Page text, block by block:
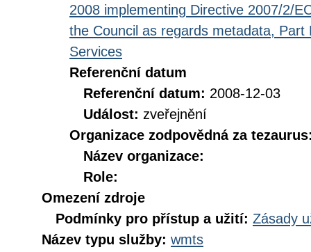
2008 implementing Directive 2007/2/
the Council as regards metadata,
Services
Referenční datum
Referenční datum: 2008-12-03
Událost: zveřejnění
Organizace zodpovědná za
Název organizace:
Role:
Omezení zdroje
Podmínky pro přístup a užití: Zásady
Název typu služby: wmts